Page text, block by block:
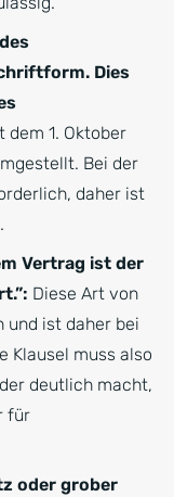
Dies
dem 1. Oktober
Bei der
daher ist
Vertrag ist der
Diese Art von
und ist daher bei
Klausel muss also
deutlich macht,
für
oder grober